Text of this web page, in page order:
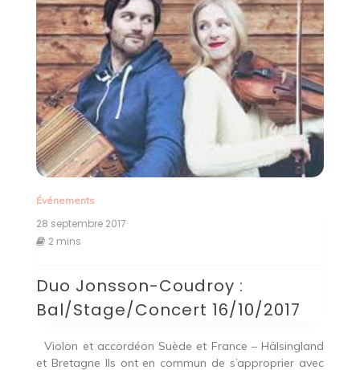
Événements
28 septembre 2017
2 mins
Duo Jonsson-Coudroy :
Bal/Stage/Concert 16/10/2017
Violon et accordéon Suède et France – Hälsingland
et Bretagne Ils ont en commun de s’approprier avec